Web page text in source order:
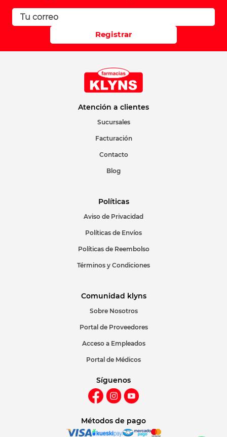
Califique el producto de 1 a 5 estrellas
Correo electrónico
ENVIAR COMENTARIO
Registrar
Atención a clientes
Sucursales
Facturación
Contacto
Blog
Políticas
Aviso de Privacidad
Políticas de Envíos
Políticas de Reembolso
Términos y Condiciones
Comunidad klyns
Sobre Nosotros
Portal de Proveedores
Acceso a Empleados
Portal de Médicos
Síguenos
Métodos de pago